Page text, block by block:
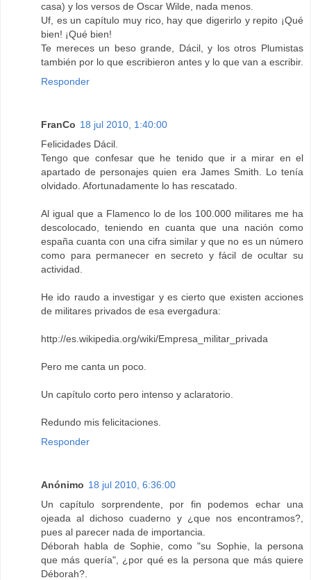
casa) y los versos de Oscar Wilde, nada menos.
Uf, es un capítulo muy rico, hay que digerirlo y repito ¡Qué
bien! ¡Qué bien!
Te mereces un beso grande, Dácil, y los otros Plumistas
también por lo que escribieron antes y lo que van a escribir.
Responder
FranCo 18 jul 2010, 1:40:00
Felicidades Dácil.
Tengo que confesar que he tenido que ir a mirar en el
apartado de personajes quien era James Smith. Lo tenía
olvidado. Afortunadamente lo has rescatado.
Al igual que a Flamenco lo de los 100.000 militares me ha
descolocado, teniendo en cuanta que una nación como
españa cuanta con una cifra similar y que no es un número
como para permanecer en secreto y fácil de ocultar su
actividad.
He ido raudo a investigar y es cierto que existen acciones
de militares privados de esa evergadura:
http://es.wikipedia.org/wiki/Empresa_militar_privada
Pero me canta un poco.
Un capítulo corto pero intenso y aclaratorio.
Redundo mis felicitaciones.
Responder
Anónimo 18 jul 2010, 6:36:00
Un capítulo sorprendente, por fin podemos echar una
ojeada al dichoso cuaderno y ¿que nos encontramos?,
pues al parecer nada de importancia.
Déborah habla de Sophie, como "su Sophie, la persona
que más quería", ¿por qué es la persona que más quiere
Déborah?.